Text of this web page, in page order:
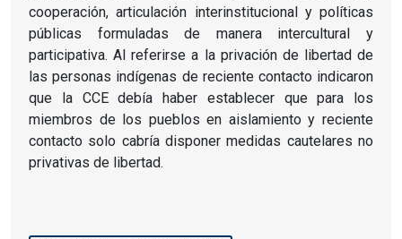
cooperación, articulación interinstitucional y políticas
públicas formuladas de manera intercultural y
participativa. Al referirse a la privación de libertad de
las personas indígenas de reciente contacto indicaron
que la CCE debía haber establecer que para los
miembros de los pueblos en aislamiento y reciente
contacto solo cabría disponer medidas cautelares no
privativas de libertad.